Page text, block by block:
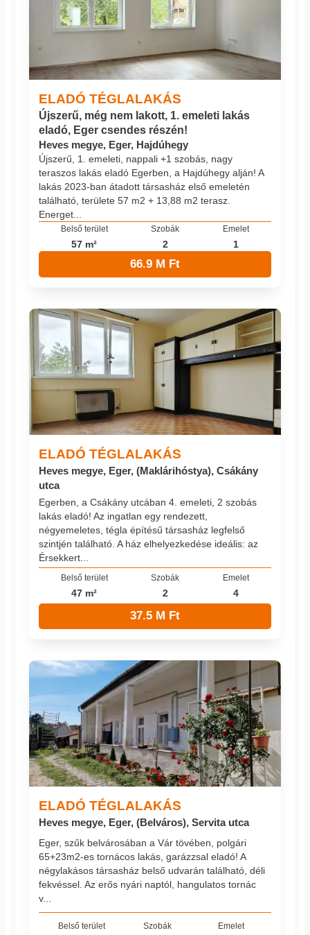
ELADÓ TÉGLALAKÁS
Újszerű, még nem lakott, 1. emeleti lakás
eladó, Eger csendes részén!
Heves megye, Eger, Hajdúhegy
Újszerű, 1. emeleti, nappali +1 szobás, nagy
teraszos lakás eladó Egerben, a Hajdúhegy alján! A
lakás 2023-ban átadott társasház első emeletén
található, területe 57 m2 + 13,88 m2 terasz.
Energet...
Belső terület
57 m²
Szobák
2
Emelet
1
66.9 M Ft
ELADÓ TÉGLALAKÁS
Heves megye, Eger, (Maklárihóstya), Csákány
utca
Egerben, a Csákány utcában 4. emeleti, 2 szobás
lakás eladó! Az ingatlan egy rendezett,
négyemeletes, tégla építésű társasház legfelső
szintjén található. A ház elhelyezkedése ideális: az
Érsekkert...
Belső terület
47 m²
Szobák
2
Emelet
4
37.5 M Ft
ELADÓ TÉGLALAKÁS
Heves megye, Eger, (Belváros), Servita utca
Eger, szűk belvárosában a Vár tövében, polgári
65+23m2-es tornácos lakás, garázzsal eladó! A
négylakásos társasház belső udvarán található, déli
fekvéssel. Az erős nyári naptól, hangulatos tornác
v...
Belső terület Szobák Emelet